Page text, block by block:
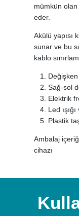
mümkün
eder.
Akülü yapısı
sunar ve bu
kablo
Sağ-sol
Elektrik
Led ışığı
Plastik
Ambalaj
cihazı